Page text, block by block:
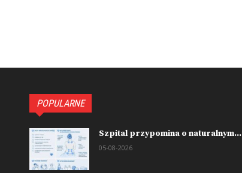
POPULARNE
Szpital przypomina o naturalnym...
05-08-2026